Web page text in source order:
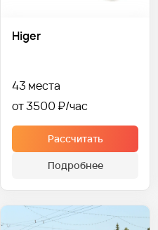
Higer
43 места
от 3500 ₽
Рассчитать
Подробнее